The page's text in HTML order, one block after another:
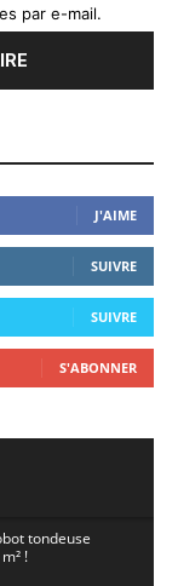
par e-mail.
J'AIME
SUIVRE
SUIVRE
S'ABONNER
tondeuse
!